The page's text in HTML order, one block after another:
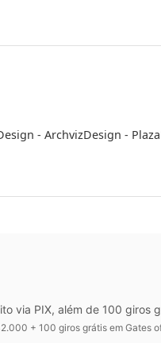
- ArchvizDesign - Plaza
via PIX, além de 100 giros
+ 100 giros grátis em Gates